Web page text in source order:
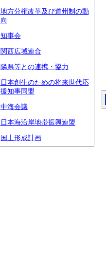
地方分権改革及び道州制の動
向
知事会
関西広域連合
隣県等との連携・協力
日本創生のための将来世代応
援知事同盟
中海会議
日本海沿岸地帯振興連盟
国土形成計画